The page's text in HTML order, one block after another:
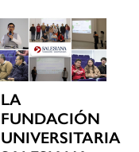
LA
FUNDACIÓN
UNIVERSITARIA